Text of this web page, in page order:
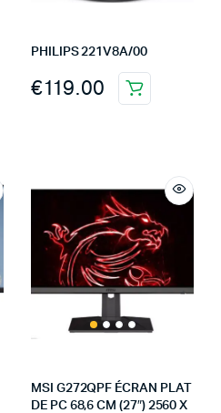
PHILIPS 221V8A/00
€119.00
MSI G272QPF ÉCRAN PLAT
DE PC 68,6 CM (27″) 2560 X